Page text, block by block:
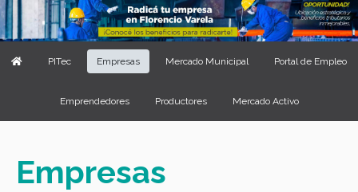
PITec Empresas Mercado Municipal Portal de Empleo
Emprendedores Productores Mercado Activo
Empresas